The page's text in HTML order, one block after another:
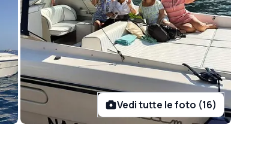
Vedi tutte le foto (16)